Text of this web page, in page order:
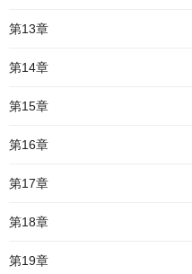
第13章
第14章
第15章
第16章
第17章
第18章
第19章